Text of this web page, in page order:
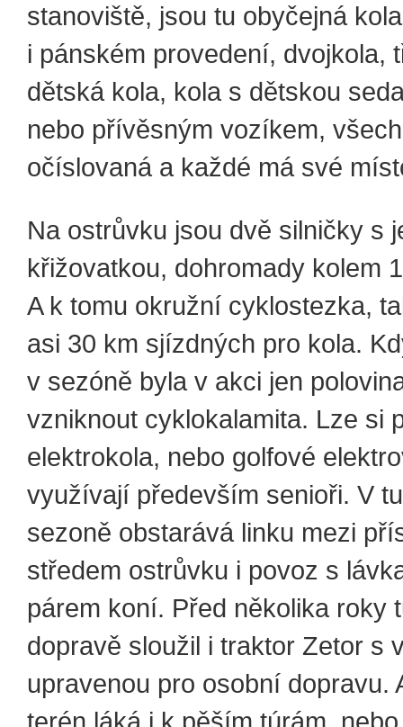
stanoviště, jsou tu obyčejná
i pánském provedení, dvojkola,
dětská kola, kola s dětskou
nebo přívěsným vozíkem,
očíslovaná a každé má své
Na ostrůvku jsou dvě silničky s
křižovatkou, dohromady kolem
A k tomu okružní cyklostezka,
asi 30 km sjízdných pro kola.
v sezóně byla v akci jen
vzniknout cyklokalamita. Lze si
elektrokola, nebo golfové
využívají především senioři. V
sezoně obstarává linku mezi
středem ostrůvku i povoz s
párem koní. Před několika roky
dopravě sloužil i traktor Zetor s
upravenou pro osobní dopravu.